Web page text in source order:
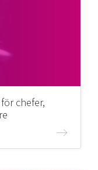
chefer,